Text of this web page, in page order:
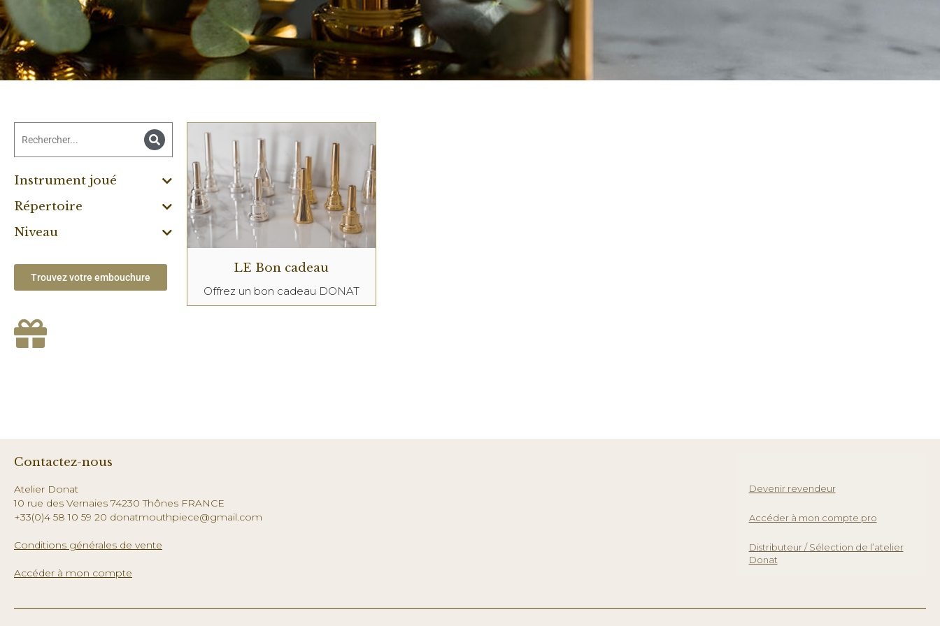
Instrument joué
Répertoire
Niveau
Trouvez votre embouchure
LE Bon cadeau
Offrez un bon cadeau DONAT
Contactez-nous
Atelier Donat
10 rue des Vernaies 74230 Thônes FRANCE
+33(0)4 58 10 59 20 donatmouthpiece@gmail.com
Conditions générales de vente
Accéder à mon compte
Devenir revendeur
Accéder à mon compte pro
Distributeur / Sélection de l’atelier
Donat